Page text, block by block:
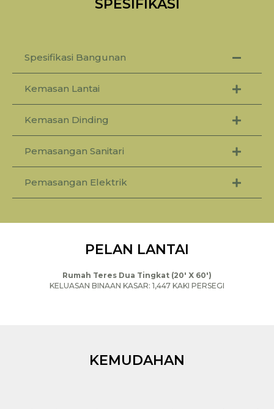
SPESIFIKASI
Spesifikasi Bangunan
Kemasan Lantai
Kemasan Dinding
Pemasangan Sanitari
Pemasangan Elektrik
PELAN LANTAI
Rumah Teres Dua Tingkat (20′ X 60′)
KELUASAN BINAAN KASAR: 1,447 KAKI PERSEGI
KEMUDAHAN